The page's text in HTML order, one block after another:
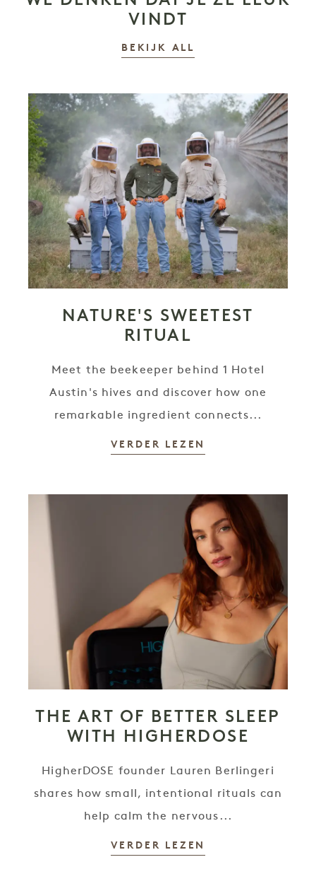
VINDT
BEKIJK ALL
NATURE'S SWEETEST
RITUAL
Meet the beekeeper behind 1 Hotel
Austin's hives and discover how one
remarkable ingredient connects...
VERDER LEZEN
THE ART OF BETTER SLEEP
WITH HIGHERDOSE
HigherDOSE founder Lauren Berlingeri
shares how small, intentional rituals can
help calm the nervous...
VERDER LEZEN